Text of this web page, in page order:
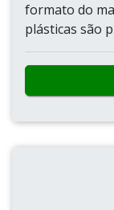
formato do
plásticas são